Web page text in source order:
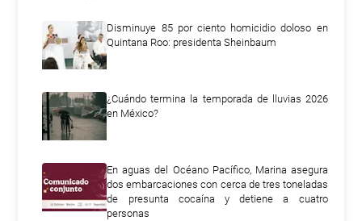
Disminuye 85 por ciento homicidio doloso en
Quintana Roo: presidenta Sheinbaum
¿Cuándo termina la temporada de lluvias 2026
en México?
En aguas del Océano Pacífico, Marina asegura
dos embarcaciones con cerca de tres toneladas
de presunta cocaína y detiene a cuatro
personas